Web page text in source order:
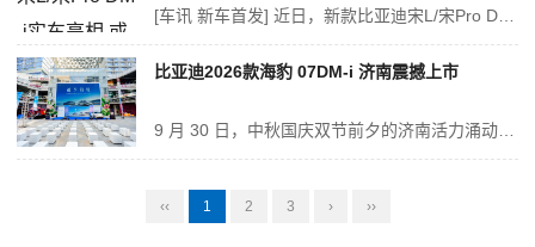
比亚迪2026款海豹 07DM-i 济南震撼上市
‹‹ 1 2 3 › ››